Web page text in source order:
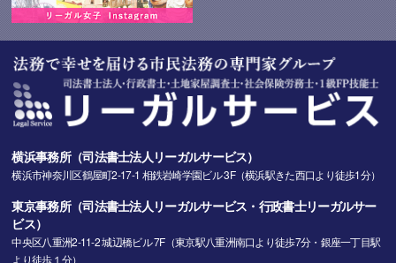
横浜事務所（司法書士法人リーガルサービス）
横浜市神奈川区鶴屋町2-17-1 相鉄岩崎学園ビル 3F（横浜駅きた西口より徒歩1分）
東京事務所（司法書士法人リーガルサービス・行政書士リーガルサー
ビス）
中央区八重洲2-11-2 城辺橋ビル 7F（東京駅八重洲南口より徒歩7分・銀座一丁目駅
より徒歩１分）